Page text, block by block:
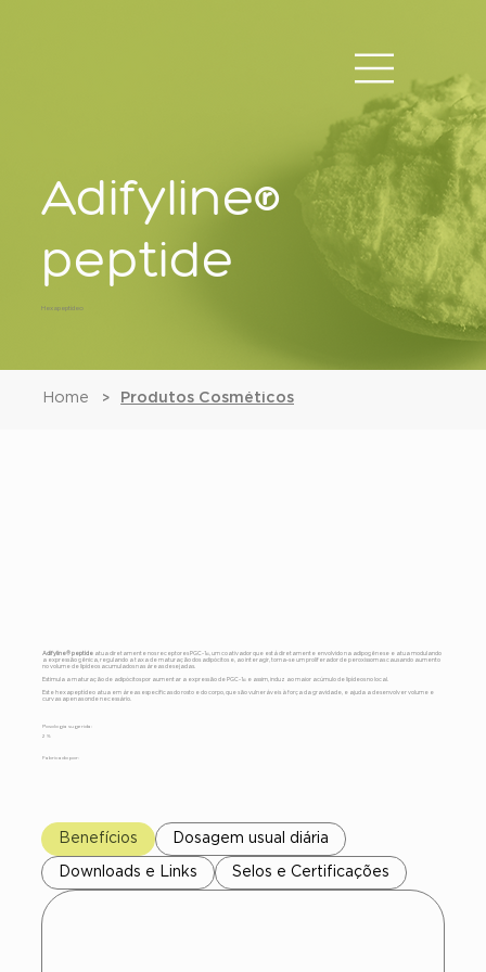
Adifyline®
peptide
Hexapeptídeo
Home > Produtos Cosméticos
Adifyline® peptide atua diretamente nos receptores PGC-1α, um coativador que está diretamente envolvido na adipogênese e atua modulando
a expressão gênica, regulando a taxa de maturação dos adipócitos e, ao interagir, torna-se um proliferador de peroxissomas causando aumento
no volume de lipídeos acumulados nas áreas desejadas.
Estimula a maturação de adipócitos por aumentar a expressão de PGC-1α e assim, induz ao maior acúmulo de lipídeos no local.
Este hexapeptídeo atua em áreas específicas do rosto e do corpo, que são vulneráveis à força da gravidade, e ajuda a desenvolver volume e
curvas apenas onde necessário.
Posologia sugerida:
2 %
Fabricado por:
Benefícios Dosagem usual diária
Downloads e Links Selos e Certificações